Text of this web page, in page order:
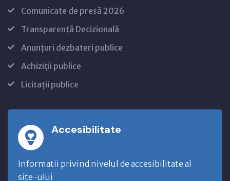
Comunicate de presă 2026
Transparență Decizională
Anunțuri dezbateri publice
Achiziții publice
Licitații publice
Accesibilitate
Informatii privind nivelul de accesibilitate al
site-ului